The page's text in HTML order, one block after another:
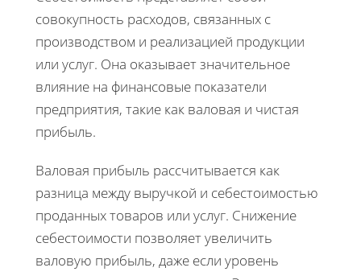
совокупность расходов, связанных с
производством и реализацией продукции
или услуг. Она оказывает значительное
влияние на финансовые показатели
предприятия, такие как валовая и чистая
прибыль.
Валовая прибыль рассчитывается как
разница между выручкой и себестоимостью
проданных товаров или услуг. Снижение
себестоимости позволяет увеличить
валовую прибыль, даже если уровень